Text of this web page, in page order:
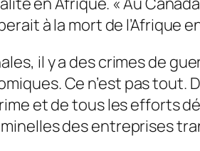
à la mort de l’Afrique
il y a des crimes de
Ce n’est pas tout.
et de tous les efforts
des entreprises